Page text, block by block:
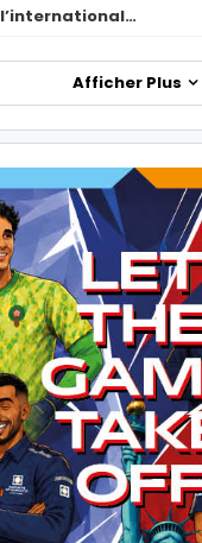
l’international…
Afficher Plus